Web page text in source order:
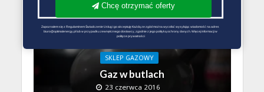
SKLEP GAZOWY
Gaz w butlach
23 czerwca 2016
Chcę otrzymać oferty
Zapoznałem się z Regulaminem Świadczenie Usług i go akceptuję Każdą ze zgód można wycofać wysyłając wiadomość na adres
biuro@optimalenergy.pl lub w przypadku zewnętrznego dostawcy, zgodnie z jego polityką ochrony danych. Więcej informacji w
polityce prywatności